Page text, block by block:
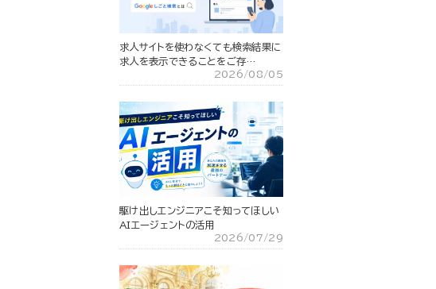
求人サイトを使わなくても検索結果に
求人を表示できることをご存…
2026/08/05
駆け出しエンジニアこそ知ってほしい
AIエージェントの活用
2026/07/29